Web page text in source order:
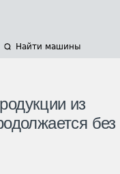
Найти машины
из
без